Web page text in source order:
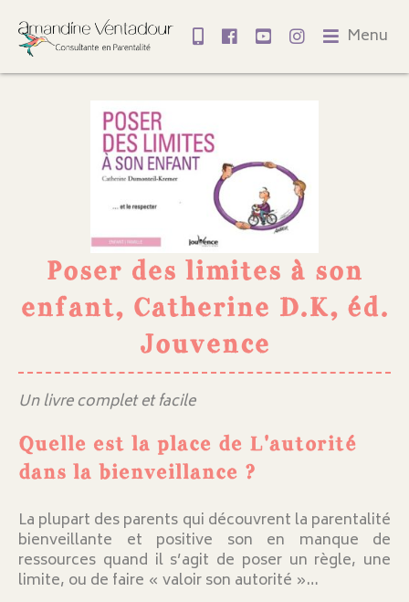
Menu
Poser des limites à son
enfant, Catherine D.K, éd.
Jouvence
Un livre complet et facile
Quelle est la place de L'autorité
dans la bienveillance ?
La plupart des parents qui découvrent la parentalité
bienveillante et positive son en manque de
ressources quand il s’agit de poser un règle, une
limite, ou de faire « valoir son autorité »…